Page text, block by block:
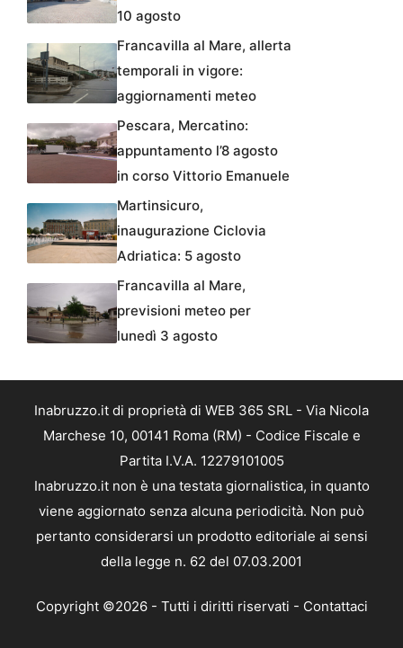
10 agosto
Francavilla al Mare, allerta
temporali in vigore:
aggiornamenti meteo
Pescara, Mercatino:
appuntamento l’8 agosto
in corso Vittorio Emanuele
Martinsicuro,
inaugurazione Ciclovia
Adriatica: 5 agosto
Francavilla al Mare,
previsioni meteo per
lunedì 3 agosto
Inabruzzo.it di proprietà di WEB 365 SRL - Via Nicola
Marchese 10, 00141 Roma (RM) - Codice Fiscale e
Partita I.V.A. 12279101005
Inabruzzo.it non è una testata giornalistica, in quanto
viene aggiornato senza alcuna periodicità. Non può
pertanto considerarsi un prodotto editoriale ai sensi
della legge n. 62 del 07.03.2001
Copyright ©2026 - Tutti i diritti riservati - Contattaci